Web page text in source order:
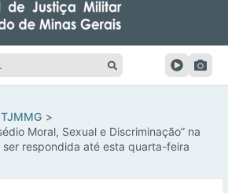
Moral, Sexual e Discriminação” na
respondida até esta quarta-feira